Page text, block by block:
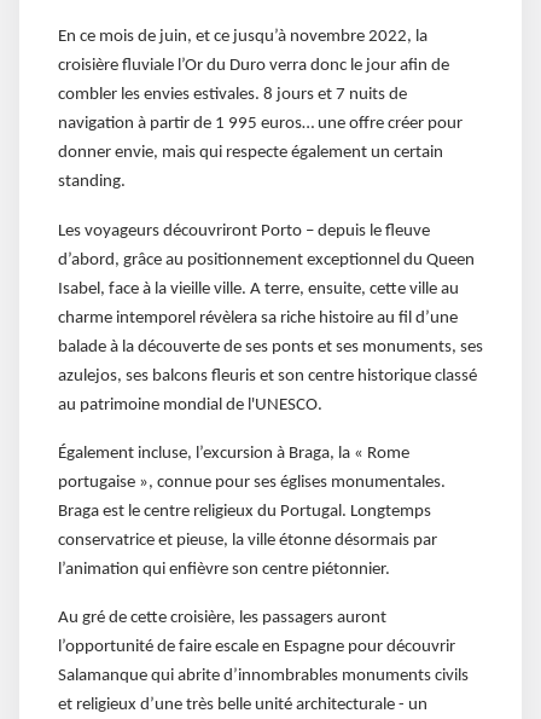
En ce mois de juin, et ce jusqu’à novembre 2022, la
croisière fluviale l’Or du Duro verra donc le jour afin de
combler les envies estivales. 8 jours et 7 nuits de
navigation à partir de 1 995 euros… une offre créer pour
donner envie, mais qui respecte également un certain
standing.
Les voyageurs découvriront Porto – depuis le fleuve
d’abord, grâce au positionnement exceptionnel du Queen
Isabel, face à la vieille ville. A terre, ensuite, cette ville au
charme intemporel révèlera sa riche histoire au fil d’une
balade à la découverte de ses ponts et ses monuments, ses
azulejos, ses balcons fleuris et son centre historique classé
au patrimoine mondial de l'UNESCO.
Également incluse, l’excursion à Braga, la « Rome
portugaise », connue pour ses églises monumentales.
Braga est le centre religieux du Portugal. Longtemps
conservatrice et pieuse, la ville étonne désormais par
l’animation qui enfièvre son centre piétonnier.
Au gré de cette croisière, les passagers auront
l’opportunité de faire escale en Espagne pour découvrir
Salamanque qui abrite d’innombrables monuments civils
et religieux d’une très belle unité architecturale - un